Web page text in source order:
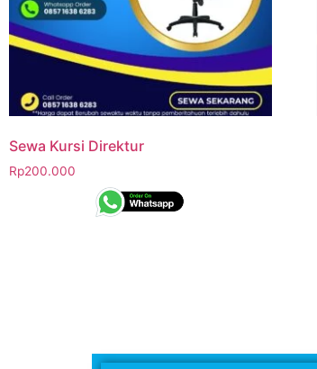
Sewa Kursi Direktur
Rp200.000